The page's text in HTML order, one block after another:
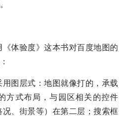
体验度》这本书对百度地图的
图层式：地图就像打的，承载
方式布局，与园区相关的控件
况、街景等）在第二层；搜索框